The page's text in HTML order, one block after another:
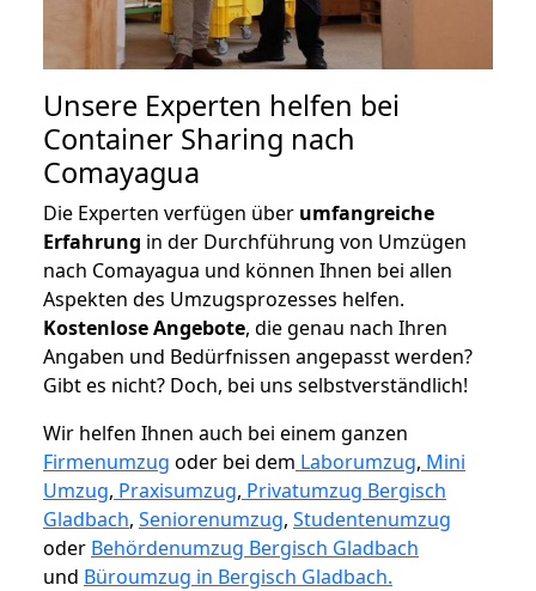
Unsere Experten helfen bei
Container Sharing nach
Comayagua
Die Experten verfügen über umfangreiche
Erfahrung in der Durchführung von Umzügen
nach Comayagua und können Ihnen bei allen
Aspekten des Umzugsprozesses helfen.
Kostenlose Angebote, die genau nach Ihren
Angaben und Bedürfnissen angepasst werden?
Gibt es nicht? Doch, bei uns selbstverständlich!
Wir helfen Ihnen auch bei einem ganzen
Firmenumzug oder bei dem Laborumzug, Mini
Umzug, Praxisumzug, Privatumzug Bergisch
Gladbach, Seniorenumzug, Studentenumzug
oder Behördenumzug Bergisch Gladbach
und Büroumzug in Bergisch Gladbach.